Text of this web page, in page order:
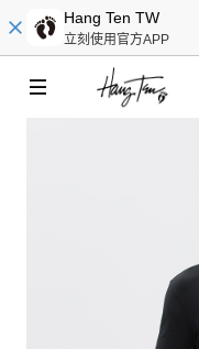
Hang Ten TW
立刻使用官方APP